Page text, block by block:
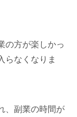
の方が楽しかっ
らなくなりま
、副業の時間が